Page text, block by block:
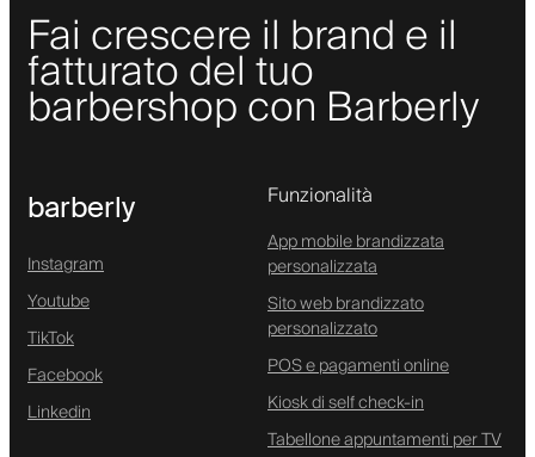
Fai crescere il brand e il
fatturato del tuo
barbershop con Barberly
barberly
Instagram
Youtube
TikTok
Facebook
Linkedin
Funzionalità
App mobile brandizzata
personalizzata
Sito web brandizzato
personalizzato
POS e pagamenti online
Kiosk di self check-in
Tabellone appuntamenti per TV